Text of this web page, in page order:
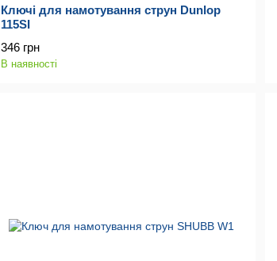
Ключі для намотування струн Dunlop
115SI
346 грн
В наявності